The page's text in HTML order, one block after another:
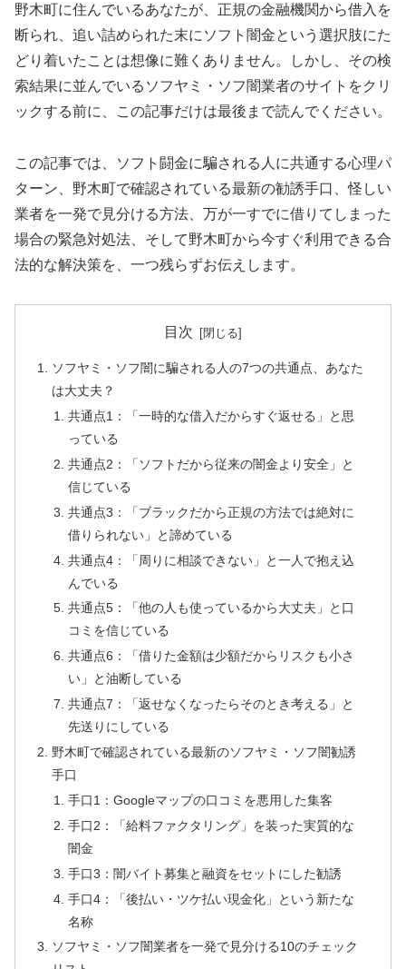
野木町に住んでいるあなたが、正規の金融機関から借入を
断られ、追い詰められた末にソフト闇金という選択肢にた
どり着いたことは想像に難くありません。しかし、その検
索結果に並んでいるソフヤミ・ソフ闇業者のサイトをクリ
ックする前に、この記事だけは最後まで読んでください。
この記事では、ソフト闘金に騙される人に共通する心理パ
ターン、野木町で確認されている最新の勧誘手口、怪しい
業者を一発で見分ける方法、万が一すでに借りてしまった
場合の緊急対処法、そして野木町から今すぐ利用できる合
法的な解決策を、一つ残らずお伝えします。
目次
ソフヤミ・ソフ闇に騙される人の7つの共通点、あなた
は大丈夫？
共通点1：「一時的な借入だからすぐ返せる」と思
っている
共通点2：「ソフトだから従来の闇金より安全」と
信じている
共通点3：「ブラックだから正規の方法では絶対に
借りられない」と諦めている
共通点4：「周りに相談できない」と一人で抱え込
んでいる
共通点5：「他の人も使っているから大丈夫」と口
コミを信じている
共通点6：「借りた金額は少額だからリスクも小さ
い」と油断している
共通点7：「返せなくなったらそのとき考える」と
先送りにしている
野木町で確認されている最新のソフヤミ・ソフ闇勧誘
手口
手口1：Googleマップの口コミを悪用した集客
手口2：「給料ファクタリング」を装った実質的な
闇金
手口3：闇バイト募集と融資をセットにした勧誘
手口4：「後払い・ツケ払い現金化」という新たな
名称
ソフヤミ・ソフ闇業者を一発で見分ける10のチェック